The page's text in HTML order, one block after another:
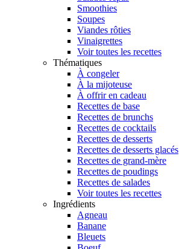
Smoothies
Soupes
Viandes rôties
Vinaigrettes
Voir toutes les recettes
Thématiques
À congeler
À la mijoteuse
À offrir en cadeau
Recettes de base
Recettes de brunchs
Recettes de cocktails
Recettes de desserts
Recettes de desserts glacés
Recettes de grand-mère
Recettes de poudings
Recettes de salades
Voir toutes les recettes
Ingrédients
Agneau
Banane
Bleuets